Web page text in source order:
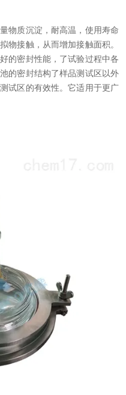
质沉淀，耐高温，使用寿命
物接触，从而增加接触面积。
的密封性能，了试验过程中各
的密封结构了样品测试区以外
试区的有效性。它适用于更广